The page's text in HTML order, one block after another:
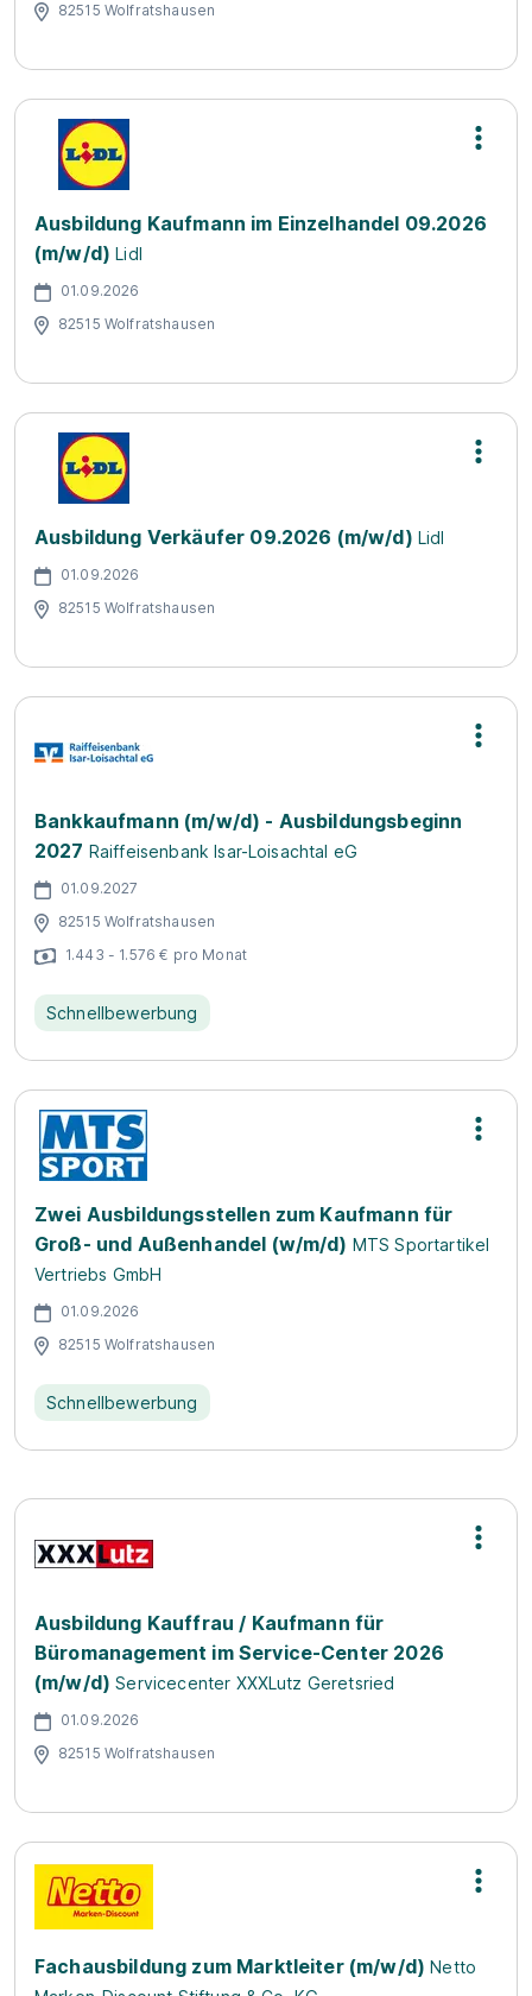
82515 Wolfratshausen
Ausbildung Kaufmann im Einzelhandel 09.2026
(m/w/d) Lidl
01.09.2026
82515 Wolfratshausen
Ausbildung Verkäufer 09.2026 (m/w/d) Lidl
01.09.2026
82515 Wolfratshausen
Bankkaufmann (m/w/d) - Ausbildungsbeginn
2027 Raiffeisenbank Isar-Loisachtal eG
01.09.2027
82515 Wolfratshausen
1.443 - 1.576 € pro Monat
Schnellbewerbung
Zwei Ausbildungsstellen zum Kaufmann für
Groß- und Außenhandel (w/m/d) MTS Sportartikel
Vertriebs GmbH
01.09.2026
82515 Wolfratshausen
Schnellbewerbung
Ausbildung Kauffrau / Kaufmann für
Büromanagement im Service-Center 2026
(m/w/d) Servicecenter XXXLutz Geretsried
01.09.2026
82515 Wolfratshausen
Fachausbildung zum Marktleiter (m/w/d) Netto